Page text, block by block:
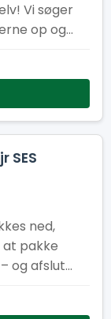
Vi søger
op og
SES
ned,
pakke
og afslut